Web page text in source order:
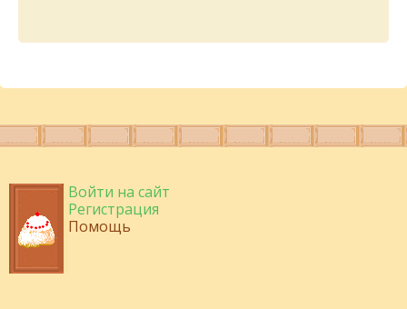
Войти на сайт
Регистрация
Помощь